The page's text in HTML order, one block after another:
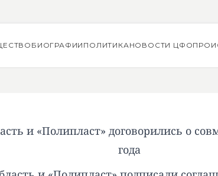
БИОГРАФИИ ПОЛИТИКАНОВОСТИ ЦФО
и «Полипласт» договорились о
года